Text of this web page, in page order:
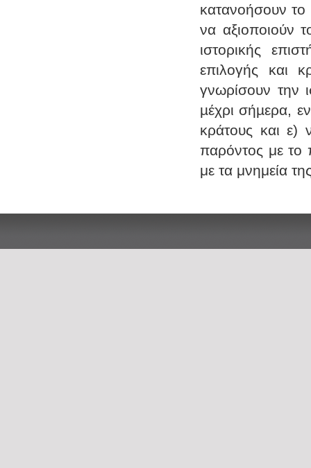
κατανοήσουν
να αξιοποιούν
ιστορικής
επιλογής και
γνωρίσουν την
µέχρι σήµερα,
κράτους και ε)
παρόντος με το
με τα μνημεία